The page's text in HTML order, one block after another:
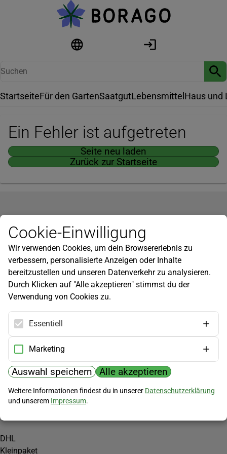
StartseiteFür den GartenSaatgutLebensmittel Haus und
Ein Fehler ist aufgetreten
Seite neu laden
Zurück zur Startseite
Newsletter
Infos zu neuen Produkten, Gartentipps und mehr findest du in
unserem Newsletter!
Jetzt anmelden
Hilfe
Kundenservice
Widerrufsbelehrung
Versandkosten
Zahlungsmöglichkeiten
PayPal
Vorkasse
Versand
DHL
Kleinpaket
Cookie-Einwilligung
Wir verwenden Cookies, um dein Browsererlebnis zu
verbessern, personalisierte Anzeigen oder Inhalte
bereitzustellen und unseren Datenverkehr zu analysieren.
Durch Klicken auf "Alle akzeptieren" stimmst du der
Verwendung von Cookies zu.
Essentiell
Marketing
Auswahl speichern Alle akzeptieren
Weitere Informationen findest du in unserer Datenschutzerklärung
und unserem Impressum.